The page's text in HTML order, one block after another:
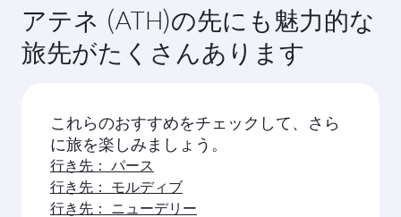
アテネ (ATH)の先にも魅力的な
旅先がたくさんあります
これらのおすすめをチェックして、さら
に旅を楽しみましょう。
行き先： パース
行き先： モルディブ
行き先： ニューデリー